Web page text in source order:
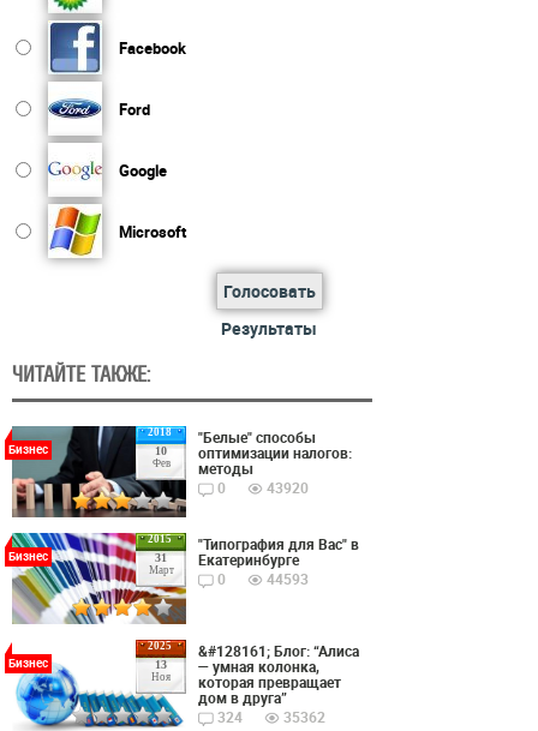
Facebook
Ford
Google
Microsoft
Голосовать
Результаты
ЧИТАЙТЕ ТАКЖЕ:
2018
10
Фев
Бизнес
"Белые" способы
оптимизации налогов:
методы
0
43920
2015
31
Март
Бизнес
"Типография для Вас" в
Екатеринбурге
0
44593
2025
13
Ноя
Бизнес
&#128161; Блог: “Алиса
— умная колонка,
которая превращает
дом в друга”
324
35362